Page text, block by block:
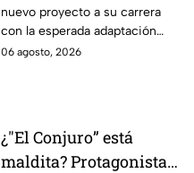
lo que se sabe hasta
ahora
nuevo proyecto a su carrera
con la esperada adaptación
cinematográfica del popular
06 agosto, 2026
¿"El Conjuro” está
maldita? Protagonista